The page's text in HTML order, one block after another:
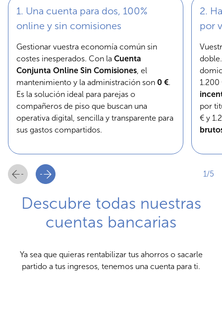
1. Una cuenta para dos, 100%
online y sin comisiones
Gestionar vuestra economía común sin
costes inesperados. Con la Cuenta
Conjunta Online Sin Comisiones, el
mantenimiento y la administración son 0 €.
Es la solución ideal para parejas o
compañeros de piso que buscan una
operativa digital, sencilla y transparente para
sus gastos compartidos.
2.
por
1.200
por
€ y
1/5
Descubre todas nuestras
cuentas bancarias
Ya sea que quieras rentabilizar tus ahorros o sacarle
partido a tus ingresos, tenemos una cuenta para ti.